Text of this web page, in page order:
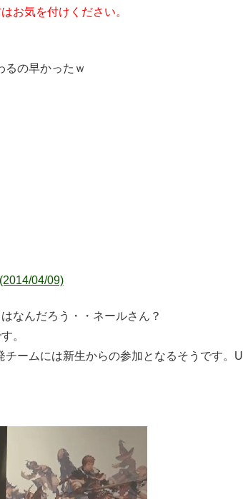
お気を付けください。
るの早かったｗ
04/09)
なんだろう・・ネールさん？
。
ームには新生からの参加となるそうです。UI